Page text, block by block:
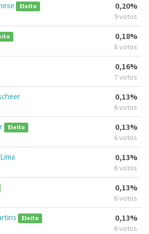
Eleito 0,20%
9 votos
0,18%
8 votos
0,16%
7 votos
0,13%
6 votos
Eleito 0,13%
6 votos
0,13%
6 votos
0,13%
6 votos
Eleito 0,13%
6 votos